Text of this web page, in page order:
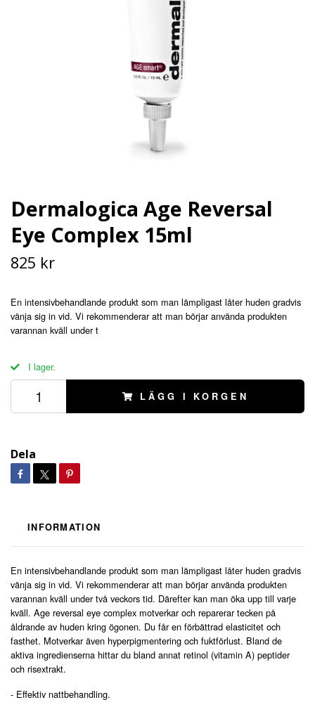
Dermalogica Age Reversal
Eye Complex 15ml
825 kr
En intensivbehandlande produkt som man lämpligast låter huden gradvis
vänja sig in vid. Vi rekommenderar att man börjar använda produkten
varannan kväll under t
I lager.
LÄGG I KORGEN
Dela
INFORMATION
En intensivbehandlande produkt som man lämpligast låter huden gradvis
vänja sig in vid. Vi rekommenderar att man börjar använda produkten
varannan kväll under två veckors tid. Därefter kan man öka upp till varje
kväll. Age reversal eye complex motverkar och reparerar tecken på
åldrande av huden kring ögonen. Du får en förbättrad elasticitet och
fasthet. Motverkar även hyperpigmentering och fuktförlust. Bland de
aktiva ingredienserna hittar du bland annat retinol (vitamin A) peptider
och risextrakt.
- Effektiv nattbehandling.